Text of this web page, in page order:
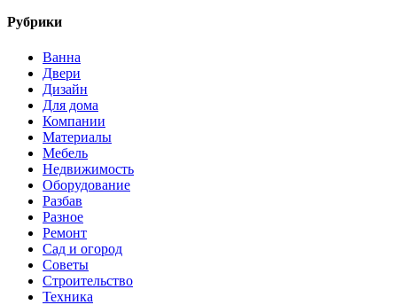
Рубрики
Ванна
Двери
Дизайн
Для дома
Компании
Материалы
Мебель
Недвижимость
Оборудование
Разбав
Разное
Ремонт
Сад и огород
Советы
Строительство
Техника